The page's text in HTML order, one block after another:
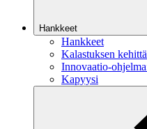
Hankkeet
Hankkeet
Kalastuksen
Innovaatio-
Kapyysi